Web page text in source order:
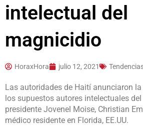
intelectual del
magnicidio
HoraxHora julio 12, 2021
Las autoridades de Haití anunciaron
los supuestos autores intelectuales
presidente Jovenel Moise, Christian
médico residente en Florida, EE.UU.